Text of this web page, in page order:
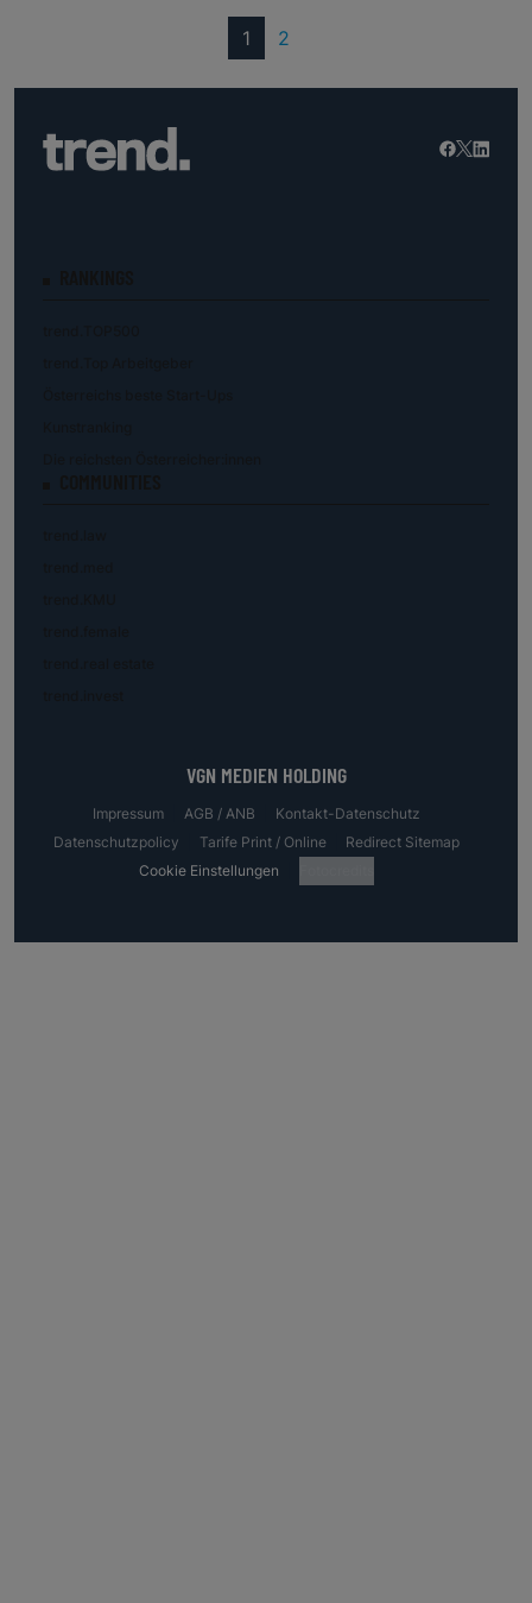
1 (current)
2
VGN MEDIEN HOLDING
Impressum AGB / ANB
Kontakt-Datenschutz
Datenschutzpolicy
Tarife Print / Online
Redirect Sitemap
Cookie Einstellungen